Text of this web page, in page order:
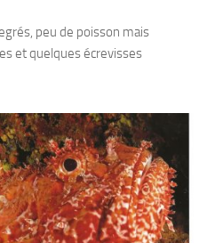
peu de poisson mais
et quelques écrevisses